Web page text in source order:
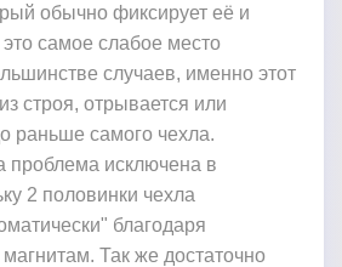
обычно фиксирует её и
самое слабое место
случаев, именно этот
строя, отрывается или
раньше самого чехла.
проблема исключена в
2 половинки чехла
благодаря
Так же достаточно